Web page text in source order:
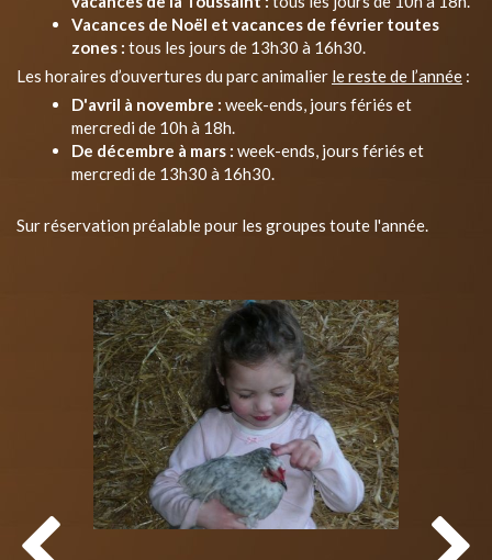
Vacances de Noël et vacances de février toutes
zones : tous les jours de 13h30 à 16h30.
Les horaires d’ouvertures du parc animalier le reste de l’année :
D'avril à novembre : week-ends, jours fériés et
mercredi de 10h à 18h.
De décembre à mars : week-ends, jours fériés et
mercredi de 13h30 à 16h30.
Sur réservation préalable pour les groupes toute l'année.